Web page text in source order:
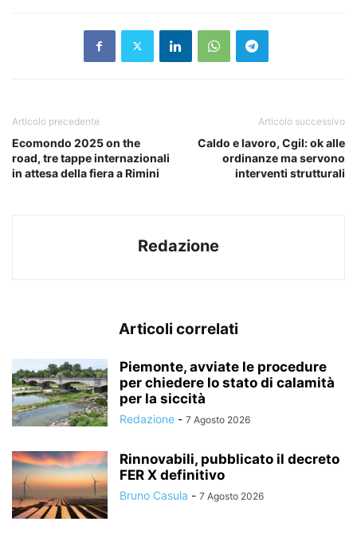
Articolo precedente
Ecomondo 2025 on the
road, tre tappe internazionali
in attesa della fiera a Rimini
Articolo successivo
Caldo e lavoro, Cgil: ok alle
ordinanze ma servono
interventi strutturali
Redazione
Articoli correlati
Piemonte, avviate le procedure
per chiedere lo stato di calamità
per la siccità
Redazione - 7 Agosto 2026
Rinnovabili, pubblicato il decreto
FER X definitivo
Bruno Casula - 7 Agosto 2026